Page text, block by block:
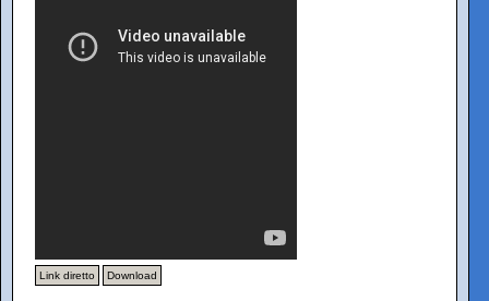
Link diretto Download